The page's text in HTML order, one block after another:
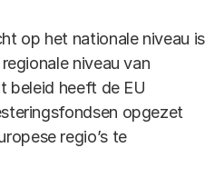
op het nationale niveau is
niveau van
beleid heeft de EU
opgezet
regio’s te